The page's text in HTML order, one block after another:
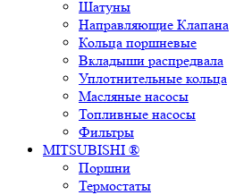
Шатуны
Направляющие Клапана
Кольца поршневые
Вкладыши распредвала
Уплотнительные кольца
Масляные насосы
Топливные насосы
Фильтры
MITSUBISHI ®
Поршни
Термостаты